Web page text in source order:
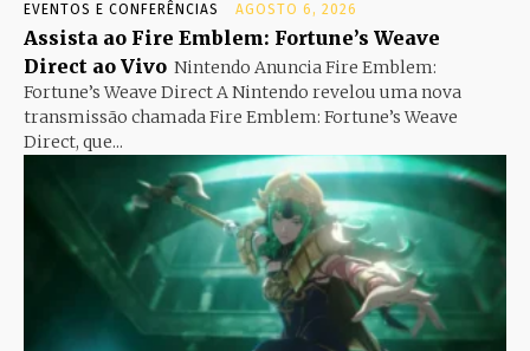
EVENTOS E CONFERÊNCIAS AGOSTO 6, 2026
Assista ao Fire Emblem: Fortune’s Weave
Direct ao Vivo Nintendo Anuncia Fire Emblem:
Fortune’s Weave Direct A Nintendo revelou uma nova
transmissão chamada Fire Emblem: Fortune’s Weave
Direct, que...